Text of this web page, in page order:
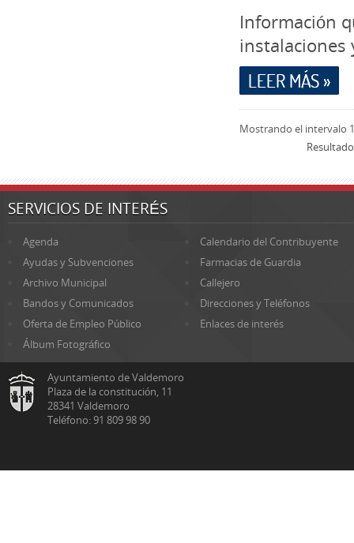
Información
instalaciones
LEER MÁS »
Mostrando el intervalo
SERVICIOS DE INTERÉS
Agenda
Calendario del Contribuyente
Ayudas y Subvenciones
Farmacias de Guardia
Archivo Municipal
Callejero
Bandos y Comunicados
Direcciones y Teléfonos
Oferta de Empleo Público
Enlaces de interés
Álbum Fotográfico
Ayuntamiento de Valdemoro
Plaza de la constitución, 11
28341 Valdemoro
Teléfono: 91 809 98 90